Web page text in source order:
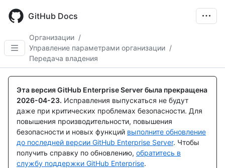
main
GitHub Docs
Организации /
Управление параметрами организации /
Передача владения
Эта версия GitHub Enterprise Server была прекращена
2026-04-23. Исправления выпускаться не будут
даже при критических проблемах безопасности. Для
повышения производительности, повышения
безопасности и новых функций выполните обновление
до последней версии GitHub Enterprise Server. Чтобы
получить справку по обновлению, обратитесь в
службу поддержки GitHub Enterprise.